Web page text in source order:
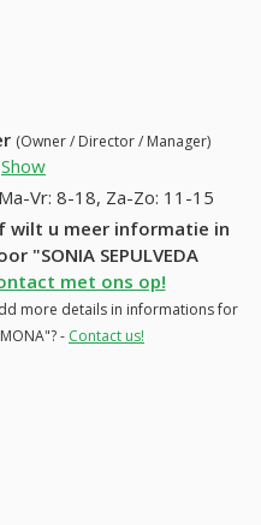
(Owner / Director / Manager)
Show
Ma-Vr: 8-18, Za-Zo: 11-15
wilt u meer informatie in
"SONIA SEPULVEDA
met ons op!
more details in informations for
- Contact us!